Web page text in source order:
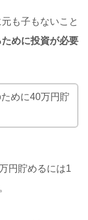
も子もないこと
めに投資が必要
めに40万円貯
円貯めるには1